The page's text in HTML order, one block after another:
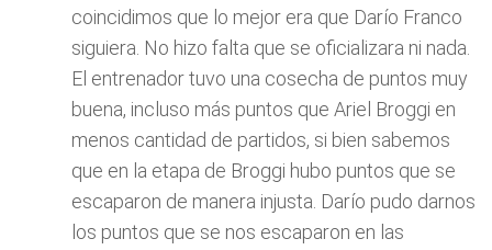
coincidimos que lo mejor era que Darío Franco
siguiera. No hizo falta que se oficializara ni nada.
El entrenador tuvo una cosecha de puntos muy
buena, incluso más puntos que Ariel Broggi en
menos cantidad de partidos, si bien sabemos
que en la etapa de Broggi hubo puntos que se
escaparon de manera injusta. Darío pudo darnos
los puntos que se nos escaparon en las